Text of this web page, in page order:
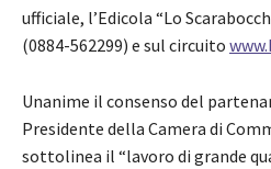
ufficiale, l’Edicola “Lo
(0884-562299) e sul circuito
Unanime il consenso del
Presidente della Camera di
sottolinea il “lavoro di grande